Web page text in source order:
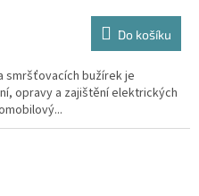
Do košíku
smršťovacích bužírek je
opravy a zajištění elektrických